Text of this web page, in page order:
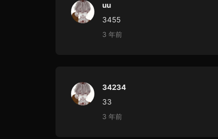
uu
3455
3 年前
34234
33
3 年前